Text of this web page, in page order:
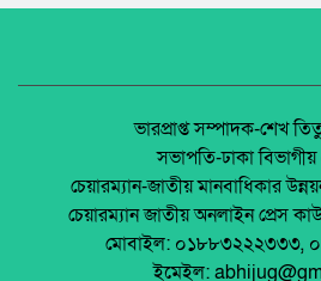
ক্রেতাদের নাভিশ্বাস!
শাজাহানপুরে লুৎফর
বৃত্তি পুনরায় চালু
অনাহারে থাকা পাঁচ
জেলা আইন-শৃৃঙ্খলা
পলাশবাড়ীতে এমইপি
অনুষ্ঠিত।
ভারপ্রাপ্ত সম্পাদক-শেখ
সভাপতি-ঢাকা বিভাগীয়
চেয়ারম্যান-জাতীয় মানবাধিকার
চেয়ারম্যান জাতীয় অনলাইন প্রেস
মোবাইল: ০১৮৮৩২২২৩৩৩,
ইমেইল: